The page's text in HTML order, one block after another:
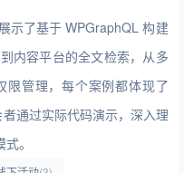
示了基于 WPGraphQL 构建
内容平台的全文检索，从多
限管理，每个案例都体现了
通过实际代码演示，深入理
。